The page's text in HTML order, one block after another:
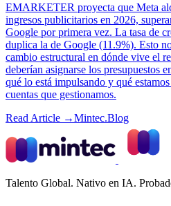
EMARKETER proyecta que Meta
ingresos publicitarios en 2026,
Google por primera vez. La tasa de
duplica la de Google (11.9%). Esto
cambio estructural en dónde vive el
deberían asignarse los presupuestos
qué lo está impulsando y qué
cuentas que gestionamos.
Read Article →Mintec.Blog
Talento Global. Nativo en IA.